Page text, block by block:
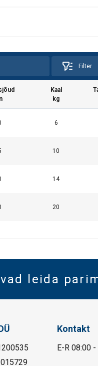
Filter
Kaal
kg
6
10
14
20
leida
Kontakt
E-R 08:00